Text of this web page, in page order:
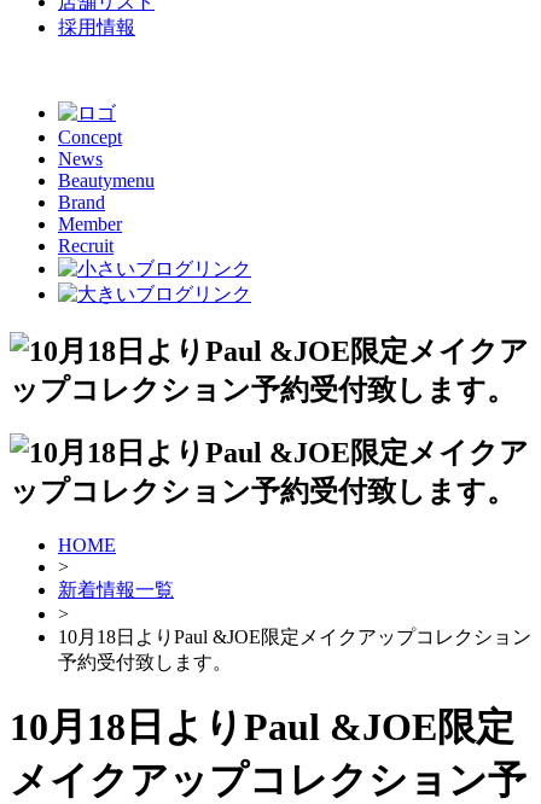
採用情報
Concept
News
Beautymenu
Brand
Member
Recruit
HOME
>
新着情報一覧
>
10月18日よりPaul &JOE限定メイクアップコレクション
予約受付致します。
10月18日よりPaul &JOE限定
メイクアップコレクション予